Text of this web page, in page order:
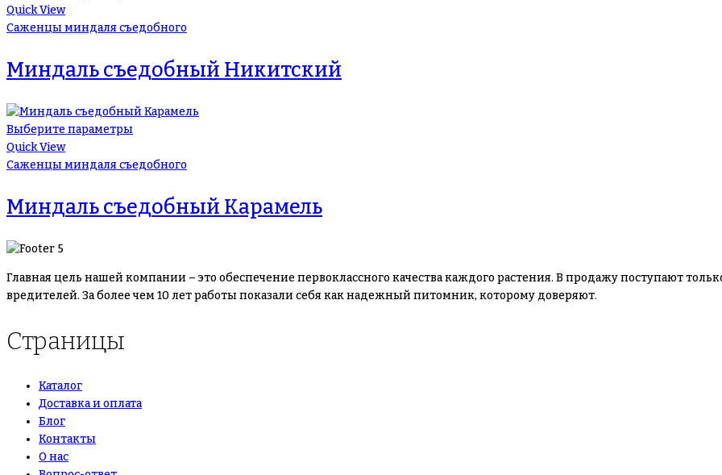
Quick View
Саженцы миндаля съедобного
Миндаль съедобный Никитский
Выберите параметры
Quick View
Саженцы миндаля съедобного
Миндаль съедобный Карамель
Главная цель нашей компании – это обеспечение первоклассного качества каждого растения. В продажу поступают
вредителей. За более чем 10 лет работы показали себя как надежный питомник, которому доверяют.
Страницы
Каталог
Доставка и оплата
Блог
Контакты
О нас